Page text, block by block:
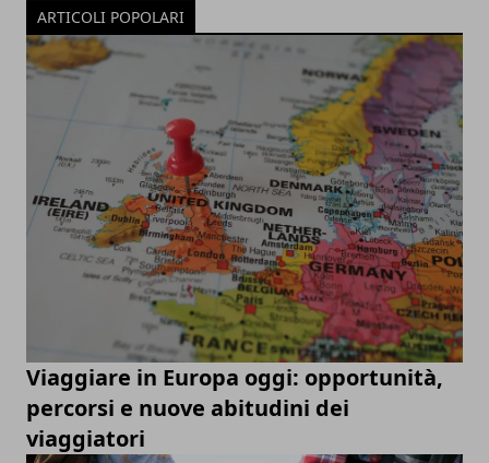
ARTICOLI POPOLARI
Viaggiare in Europa oggi: opportunità,
percorsi e nuove abitudini dei
viaggiatori